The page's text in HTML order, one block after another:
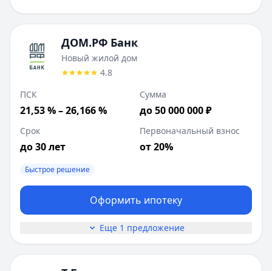
ДОМ.РФ Банк
Новый жилой дом
4.8
ПСК
21,53 % – 26,166 %
Сумма
до 50 000 000 ₽
Срок
до 30 лет
Первоначальный взнос
от 20%
Быстрое решение
Оформить ипотеку
Еще 1 предложение